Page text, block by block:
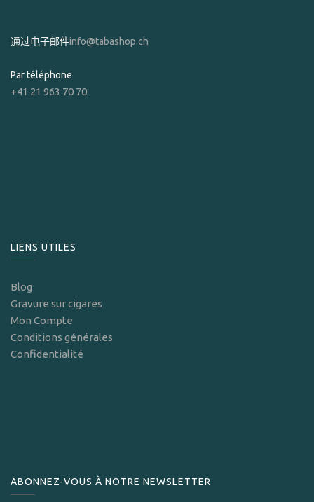
通过电子邮件info@tabashop.ch
Par téléphone
+41 21 963 70 70
LIENS UTILES
Blog
Gravure sur cigares
Mon Compte
Conditions générales
Confidentialité
ABONNEZ-VOUS À NOTRE NEWSLETTER